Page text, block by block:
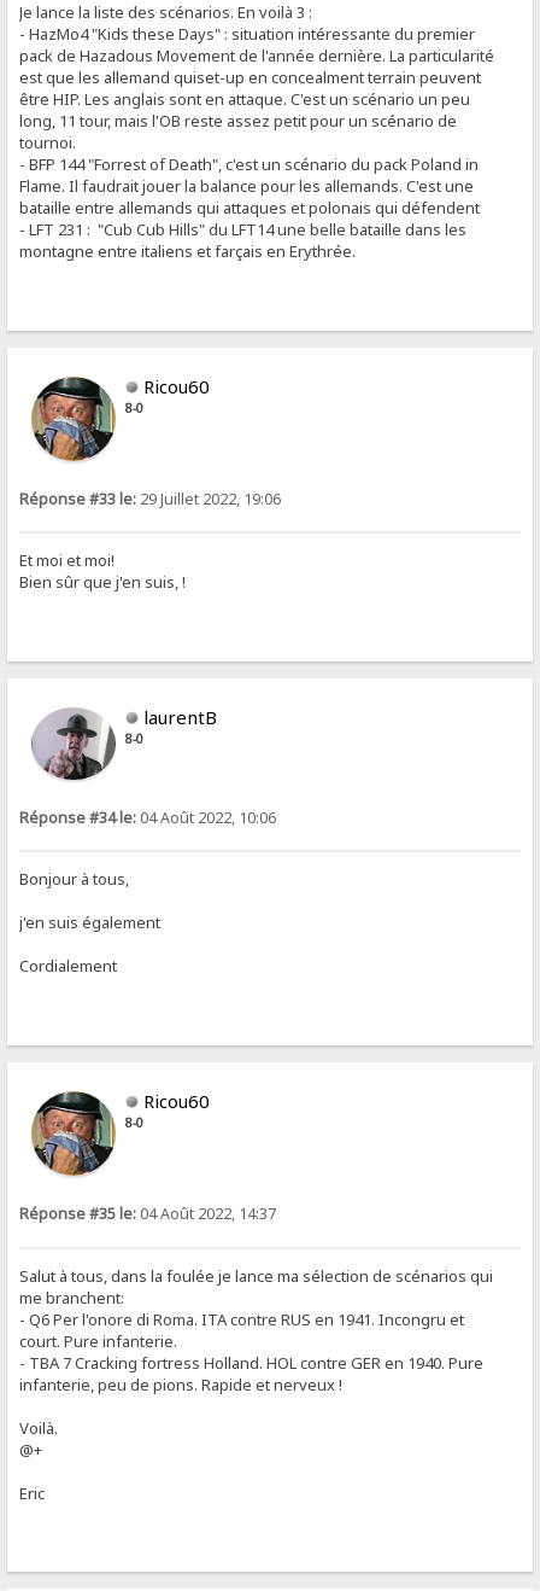
Je lance la liste des scénarios. En voilà 3 :
- HazMo4 "Kids these Days" : situation intéressante du premier
pack de Hazadous Movement de l'année dernière. La particularité
est que les allemand quiset-up en concealment terrain peuvent
être HIP. Les anglais sont en attaque. C'est un scénario un peu
long, 11 tour, mais l'OB reste assez petit pour un scénario de
tournoi.
- BFP 144 "Forrest of Death", c'est un scénario du pack Poland in
Flame. Il faudrait jouer la balance pour les allemands. C'est une
bataille entre allemands qui attaques et polonais qui défendent
- LFT 231 : "Cub Cub Hills" du LFT14 une belle bataille dans les
montagne entre italiens et farçais en Erythrée.
Ricou60
8-0
Réponse #33 le: 29 Juillet 2022, 19:06
Et moi et moi!
Bien sûr que j'en suis, !
laurentB
8-0
Réponse #34 le: 04 Août 2022, 10:06
Bonjour à tous,
j'en suis également
Cordialement
Ricou60
8-0
Réponse #35 le: 04 Août 2022, 14:37
Salut à tous, dans la foulée je lance ma sélection de scénarios qui
me branchent:
- Q6 Per l'onore di Roma. ITA contre RUS en 1941. Incongru et
court. Pure infanterie.
- TBA 7 Cracking fortress Holland. HOL contre GER en 1940. Pure
infanterie, peu de pions. Rapide et nerveux !
Voilà.
@+
Eric